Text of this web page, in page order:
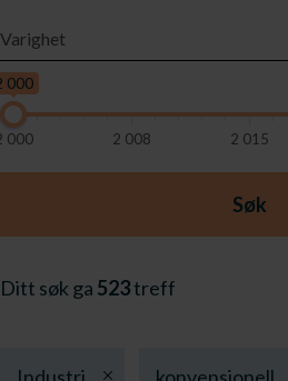
Varighet
Varighet
000
000 2 008 2 015
Søk
Ditt søk ga 523treff